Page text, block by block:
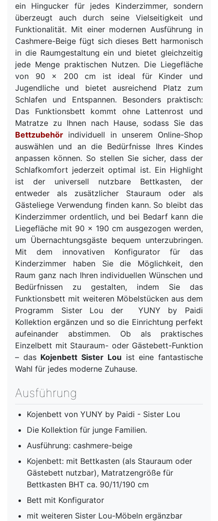
ein Hingucker für jedes Kinderzimmer, sondern
überzeugt auch durch seine Vielseitigkeit und
Funktionalität. Mit einer modernen Ausführung in
Cashmere-Beige fügt sich dieses Bett harmonisch
in die Raumgestaltung ein und bietet gleichzeitig
jede Menge praktischen Nutzen. Die Liegefläche
von 90 x 200 cm ist ideal für Kinder und
Jugendliche und bietet ausreichend Platz zum
Schlafen und Entspannen. Besonders praktisch:
Das Funktionsbett kommt ohne Lattenrost und
Matratze zu Ihnen nach Hause, sodass Sie das
Bettzubehör individuell in unserem Online-Shop
auswählen und an die Bedürfnisse Ihres Kindes
anpassen können. So stellen Sie sicher, dass der
Schlafkomfort jederzeit optimal ist. Ein Highlight
ist der universell nutzbare Bettkasten, der
entweder als zusätzlicher Stauraum oder als
Gästeliege Verwendung finden kann. So bleibt das
Kinderzimmer ordentlich, und bei Bedarf kann die
Liegefläche mit 90 x 190 cm ausgezogen werden,
um Übernachtungsgäste bequem unterzubringen.
Mit dem innovativen Konfigurator für das
Kinderzimmer haben Sie die Möglichkeit, den
Raum ganz nach Ihren individuellen Wünschen und
Bedürfnissen zu gestalten, indem Sie das
Funktionsbett mit weiteren Möbelstücken aus dem
Programm Sister Lou der YUNY by Paidi
Kollektion ergänzen und so die Einrichtung perfekt
aufeinander abstimmen. Ob als praktisches
Einzelbett mit Stauraum- oder Gästebett-Funktion
– das Kojenbett Sister Lou ist eine fantastische
Wahl für jedes moderne Zuhause.
Ausführung
Kojenbett von YUNY by Paidi - Sister Lou
Die Kollektion für junge Familien.
Ausführung: cashmere-beige
Kojenbett: mit Bettkasten (als Stauraum oder
Gästebett nutzbar), Matratzengröße für
Bettkasten BHT ca. 90/11/190 cm
Bett mit Konfigurator
mit weiteren Sister Lou-Möbeln ergänzbar